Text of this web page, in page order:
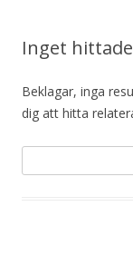
Inget
Beklagar, inga
dig att hitta
efter: